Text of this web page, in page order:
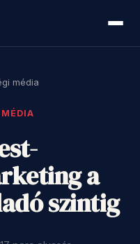
média
a
szintig